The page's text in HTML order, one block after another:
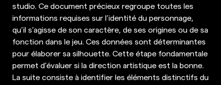
studio. Ce document précieux regroupe toutes les
informations requises sur l’identité du personnage,
qu’il s’agisse de son caractère, de ses origines ou de sa
fonction dans le jeu. Ces données sont déterminantes
pour élaborer sa silhouette. Cette étape fondamentale
permet d’évaluer si la direction artistique est la bonne.
La suite consiste à identifier les éléments distinctifs du